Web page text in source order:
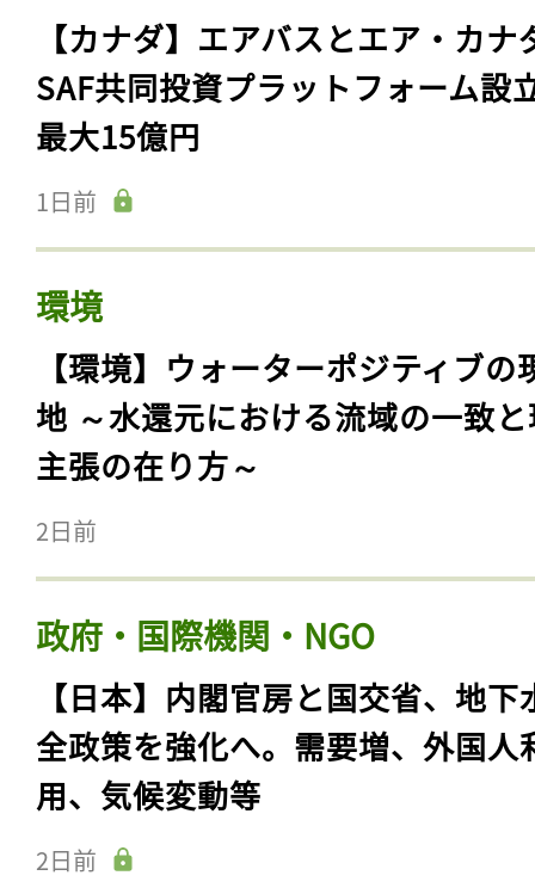
【カナダ】エアバスとエア・カナ
SAF共同投資プラットフォーム設
最大15億円
1日前
環境
【環境】ウォーターポジティブの
地 ～水還元における流域の一致
主張の在り方～
2日前
政府・国際機関・NGO
【日本】内閣官房と国交省、地下
全政策を強化へ。需要増、外国人
用、気候変動等
2日前